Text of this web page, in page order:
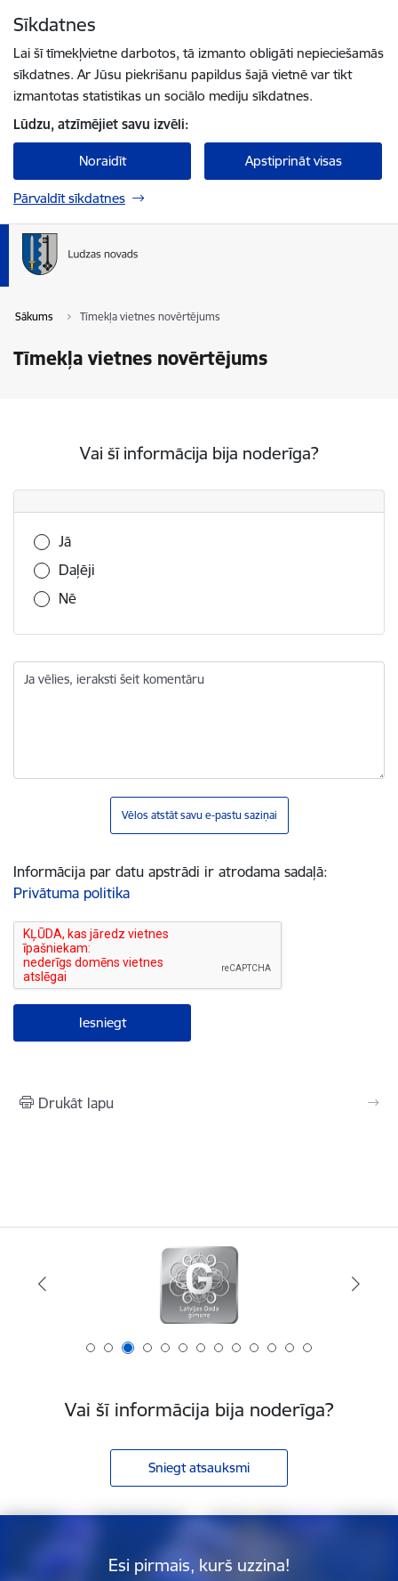
Sīkdatnes
Lai šī tīmekļvietne darbotos, tā izmanto obligāti nepieciešamās
sīkdatnes. Ar Jūsu piekrišanu papildus šajā vietnē var tikt
izmantotas statistikas un sociālo mediju sīkdatnes.
Lūdzu, atzīmējiet savu izvēli:
Noraidīt Apstiprināt visas
Pārvaldīt sīkdatnes
Sākums Tīmekļa vietnes novērtējums
Tīmekļa vietnes novērtējums
Vai šī informācija bija noderīga?
Vai šī informācija bija noderīga?
Jā
Daļēji
Nē
Ja vēlies, ieraksti šeit komentāru
Vēlos atstāt savu e-pastu saziņai
Informācija par datu apstrādi ir atrodama sadaļā:
Privātuma politika
Drukāt lapu
Vai šī informācija bija noderīga?
Sniegt atsauksmi
Esi pirmais, kurš uzzina!